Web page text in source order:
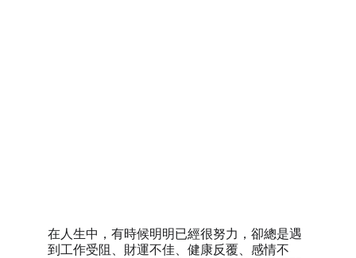
在人生中，有時候明明已經很努力，卻總是遇
到工作受阻、財運不佳、健康反覆、感情不